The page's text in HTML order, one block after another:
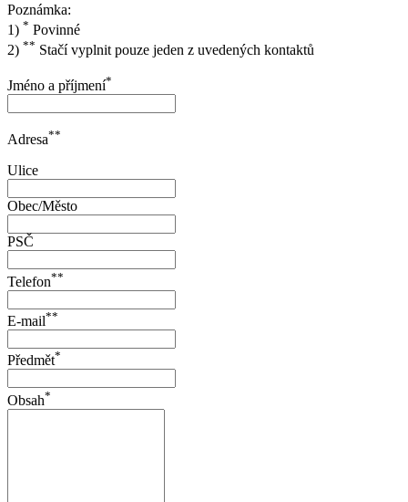
Poznámka:
1) * Povinné
2) ** Stačí vyplnit pouze jeden z uvedených kontaktů
Jméno a příjmení*
Adresa**
Ulice
Obec/Město
PSČ
Telefon**
E-mail**
Předmět*
Obsah*